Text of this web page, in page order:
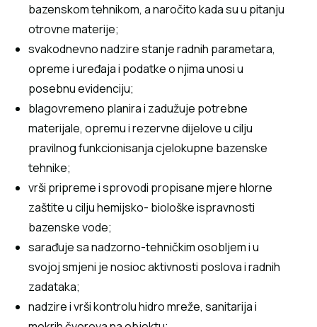
bazenskom tehnikom, a naročito kada su u pitanju
otrovne materije;
svakodnevno nadzire stanje radnih parametara,
opreme i uređaja i podatke o njima unosi u
posebnu evidenciju;
blagovremeno planira i zadužuje potrebne
materijale, opremu i rezervne dijelove u cilju
pravilnog funkcionisanja cjelokupne bazenske
tehnike;
vrši pripreme i sprovodi propisane mjere hlorne
zaštite u cilju hemijsko- biološke ispravnosti
bazenske vode;
sarađuje sa nadzorno-tehničkim osobljem i u
svojoj smjeni je nosioc aktivnosti poslova i radnih
zadataka;
nadzire i vrši kontrolu hidro mreže, sanitarija i